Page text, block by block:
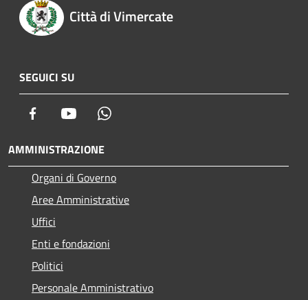
Città di Vimercate
SEGUICI SU
Facebook Youtube
AMMINISTRAZIONE
Organi di Governo
Aree Amministrative
Uffici
Enti e fondazioni
Politici
Personale Amministrativo